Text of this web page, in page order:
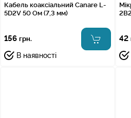
Кабель коаксіальний Canare L-
5D2V 50 Ом (7,3 мм)
156 грн.
В наявності
42